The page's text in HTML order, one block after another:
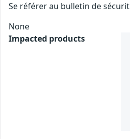
Se référer au bulletin de
None
Impacted products